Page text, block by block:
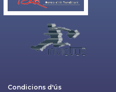
Condicions d'ús